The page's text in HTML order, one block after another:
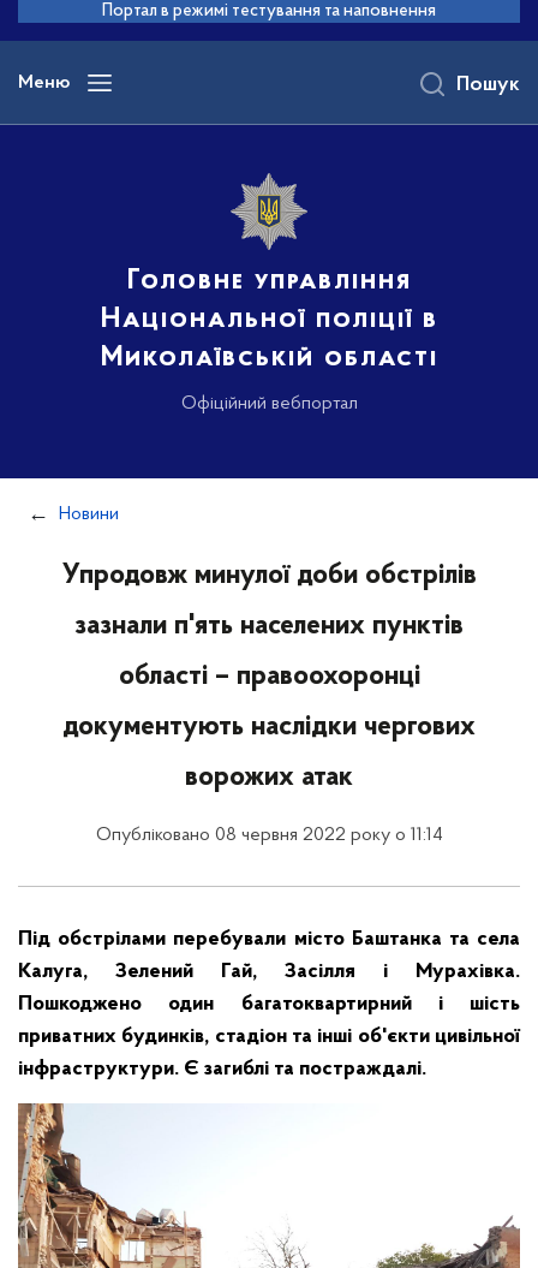
основного
вмісту
Портал в режимі тестування та наповнення
Меню
Головне управління
Національної поліції в
Миколаївській області
Офіційний вебпортал
Пошук
Новини
Упродовж минулої доби обстрілів
зазнали п'ять населених пунктів
області – правоохоронці
документують наслідки чергових
ворожих атак
Опубліковано 08 червня 2022 року о 11:14
Під обстрілами перебували місто Баштанка та села
Калуга, Зелений Гай, Засілля і Мурахівка.
Пошкоджено один багатоквартирний і шість
приватних будинків, стадіон та інші об'єкти цивільної
інфраструктури. Є загиблі та постраждалі.